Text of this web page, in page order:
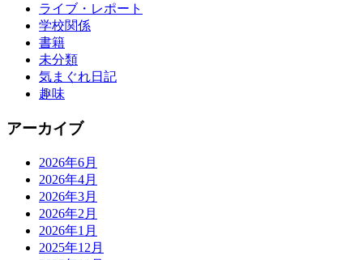
ライブ・レポート
学校関係
書籍
未分類
気まぐれ日記
趣味
アーカイブ
2026年6月
2026年4月
2026年3月
2026年2月
2026年1月
2025年12月